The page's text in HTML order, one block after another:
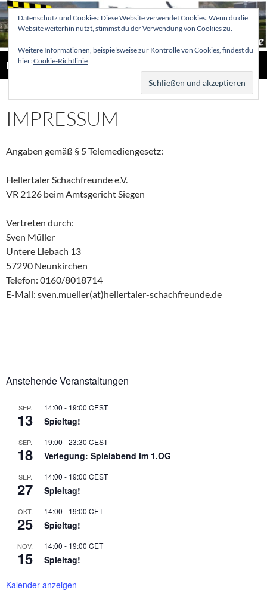
Zum
Inhalt
springen
Hellertaler Schachfreunde
Suchen
MENÜ
IMPRESSUM
Angaben gemäß § 5 Telemediengesetz:
Hellertaler Schachfreunde e.V.
VR 2126 beim Amtsgericht Siegen
Vertreten durch:
Sven Müller
Untere Liebach 13
57290 Neunkirchen
Telefon: 0160/8018714
E-Mail: sven.mueller(at)hellertaler-schachfreunde.de
Anstehende Veranstaltungen
SEP.
13
14:00 - 19:00 CEST
Spieltag!
SEP.
18
19:00 -23:30 CEST
Verlegung: Spielabend im 1.OG
SEP.
27
14:00 - 19:00 CEST
Spieltag!
OKT.
25
14:00 - 19:00 CET
Spieltag!
NOV.
15
14:00 - 19:00 CET
Spieltag!
Kalender anzeigen
Datenschutz und Cookies: Diese Website verwendet Cookies. Wenn du die
Website weiterhin nutzt, stimmst du der Verwendung von Cookies zu.
Weitere Informationen, beispielsweise zur Kontrolle von Cookies, findest du
hier:Cookie-Richtlinie